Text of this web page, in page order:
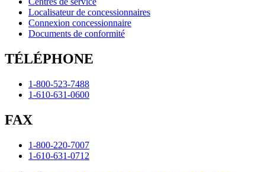
Localisateur de concessionnaires
Connexion concessionnaire
Documents de conformité
TÉLÉPHONE
1-800-523-7488
1-610-631-0600
FAX
1-800-220-7007
1-610-631-0712